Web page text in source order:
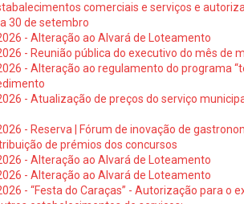
comerciais e serviços e
30 de setembro
- Alteração ao Alvará de Loteamento
- Reunião pública do executivo do mês de
- Alteração ao regulamento do programa
- Atualização de preços do serviço
- Reserva | Fórum de inovação de
de prémios dos concursos
- Alteração ao Alvará de Loteamento
- Alteração ao Alvará de Loteamento
- “Festa do Caraças” - Autorização para